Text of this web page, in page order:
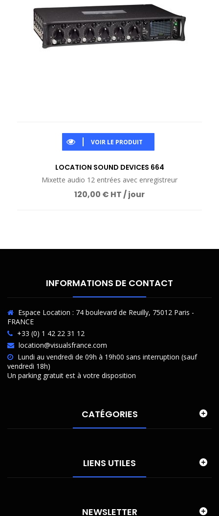
VOIR LE PRODUIT
LOCATION SOUND DEVICES 664
Mixette audio 12 entrées avec enregistreur
120,00 € HT / jour
INFORMATIONS DE CONTACT
Espace Location : 74 boulevard de Reuilly, 75012 Paris -
FRANCE
+33 (0) 1 42 22 31 12
location@visualsfrance.com
Lundi au vendredi de 09h à 19h00 sans interruption (sauf
vendredi 18h)
Un parking gratuit est à votre disposition
CATÉGORIES
LIENS UTILES
NEWSLETTER